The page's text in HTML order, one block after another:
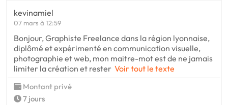
kevinamiel
07 mars à 12:59
Bonjour, Graphiste Freelance dans la région lyonnaise,
diplômé et expérimenté en communication visuelle,
photographie et web, mon maitre-mot est de ne jamais
limiter la création et rester Voir tout le texte
Montant privé
7 jours